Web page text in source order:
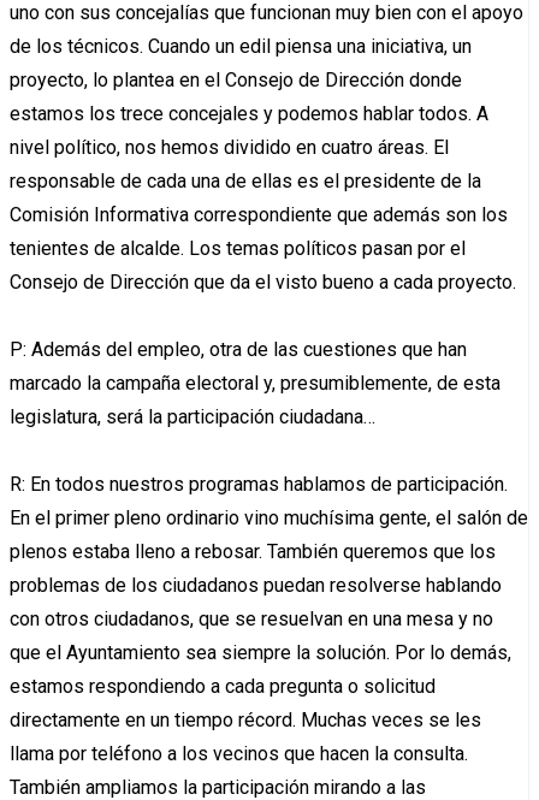
uno con sus concejalías que funcionan muy bien con el apoyo
de los técnicos. Cuando un edil piensa una iniciativa, un
proyecto, lo plantea en el Consejo de Dirección donde
estamos los trece concejales y podemos hablar todos. A
nivel político, nos hemos dividido en cuatro áreas. El
responsable de cada una de ellas es el presidente de la
Comisión Informativa correspondiente que además son los
tenientes de alcalde. Los temas políticos pasan por el
Consejo de Dirección que da el visto bueno a cada proyecto.
P: Además del empleo, otra de las cuestiones que han
marcado la campaña electoral y, presumiblemente, de esta
legislatura, será la participación ciudadana…
R: En todos nuestros programas hablamos de participación.
En el primer pleno ordinario vino muchísima gente, el salón de
plenos estaba lleno a rebosar. También queremos que los
problemas de los ciudadanos puedan resolverse hablando
con otros ciudadanos, que se resuelvan en una mesa y no
que el Ayuntamiento sea siempre la solución. Por lo demás,
estamos respondiendo a cada pregunta o solicitud
directamente en un tiempo récord. Muchas veces se les
llama por teléfono a los vecinos que hacen la consulta.
También ampliamos la participación mirando a las